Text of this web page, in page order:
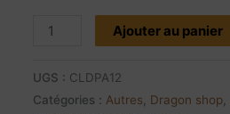
Ajouter au panier
UGS : CLDPA12
Catégories : Autres Dragon shop